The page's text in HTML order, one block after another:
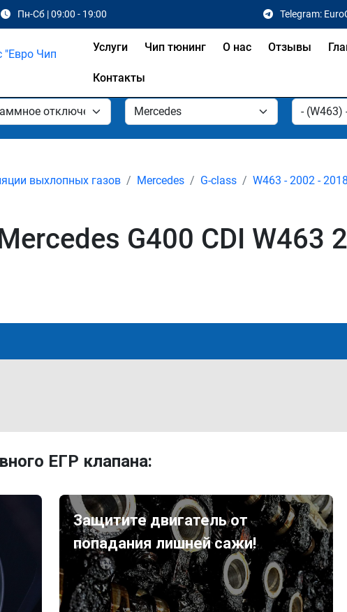
Пн-Сб | 09:00 - 19:00 Telegram:
Услуги Чип тюнинг О нас Отзывы
Контакты
выхлопных газов Mercedes G-class W463 - 2002 - 2018
G400 CDI W463
ЕГР клапана:
Защитите двигатель от
попадания лишней сажи!